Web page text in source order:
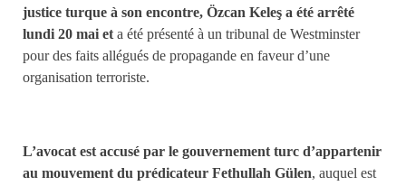
justice turque à son encontre, Özcan Keleş a été arrêté
lundi 20 mai eta été présenté à un tribunal de Westminster
pour des faits allégués de propagande en faveur d’une
organisation terroriste.
L’avocat est accusé par le gouvernement turc d’appartenir
au mouvement du prédicateur Fethullah Gülen, auquel est